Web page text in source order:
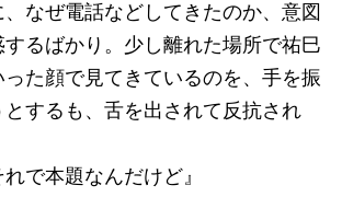
なぜ電話などしてきたのか、意図
るばかり。少し離れた場所で祐巳
た顔で見てきているのを、手を振
とするも、舌を出されて反抗され
れで本題なんだけど』